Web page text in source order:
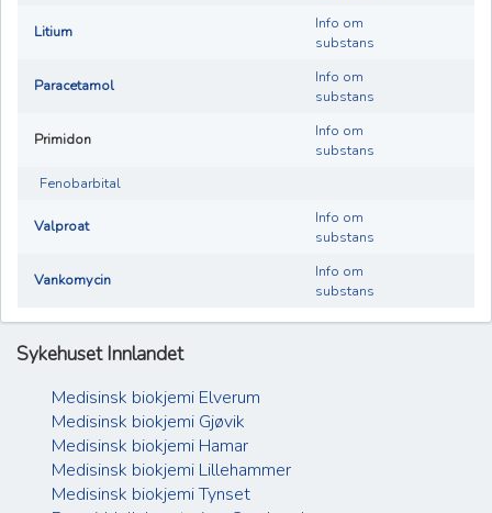
Litium
Info om
substans
Paracetamol
Info om
substans
Primidon
Info om
substans
Fenobarbital
Valproat
Info om
substans
Vankomycin
Info om
substans
Sykehuset Innlandet
Medisinsk biokjemi Elverum
Medisinsk biokjemi Gjøvik
Medisinsk biokjemi Hamar
Medisinsk biokjemi Lillehammer
Medisinsk biokjemi Tynset